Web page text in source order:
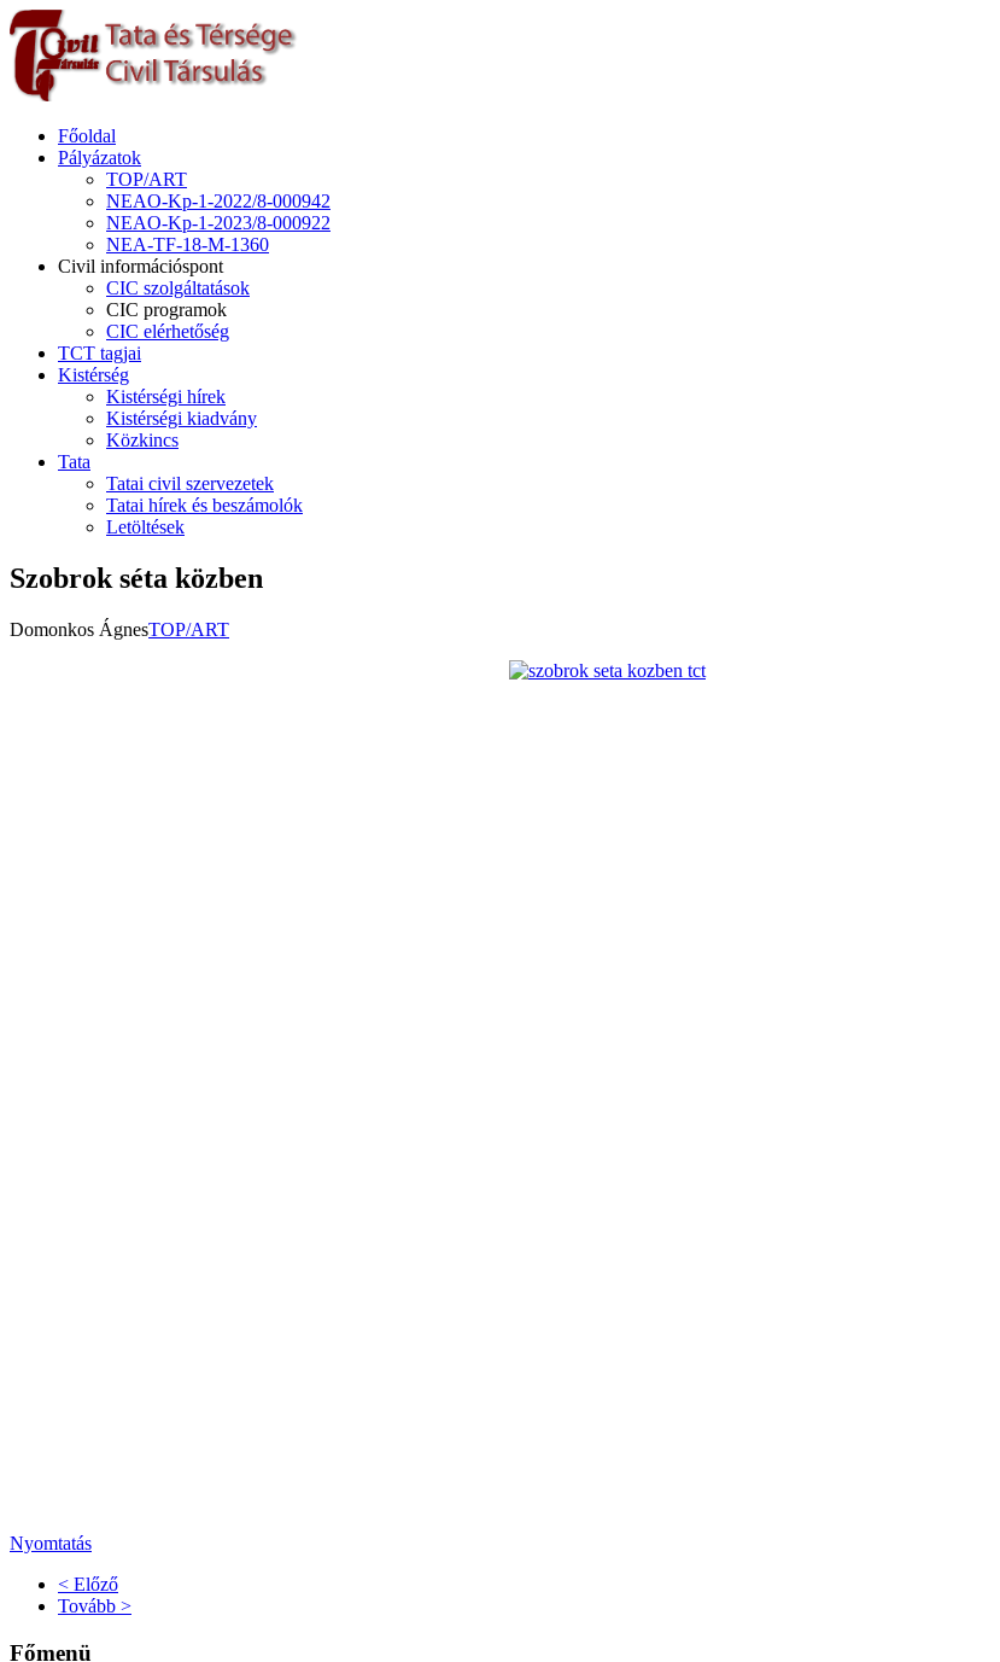
Főoldal
Pályázatok
TOP/ART
NEAO-Kp-1-2022/8-000942
NEAO-Kp-1-2023/8-000922
NEA-TF-18-M-1360
Civil információspont
CIC szolgáltatások
CIC programok
CIC elérhetőség
TCT tagjai
Kistérség
Kistérségi hírek
Kistérségi kiadvány
Közkincs
Tata
Tatai civil szervezetek
Tatai hírek és beszámolók
Letöltések
Szobrok séta közben
Domonkos ÁgnesTOP/ART
Nyomtatás
< Előző
Tovább >
Főmenü